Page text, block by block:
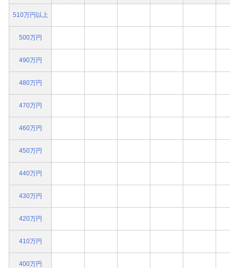
510万円以上
500万円
490万円
480万円
470万円
460万円
450万円
440万円
430万円
420万円
410万円
400万円